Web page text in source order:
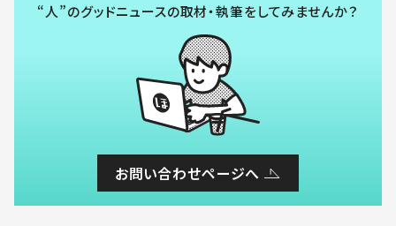
“人”のグッドニュースの取材・執筆をしてみませんか？
お問い合わせページへ